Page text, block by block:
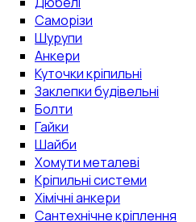
Саморізи
Шурупи
Анкери
Куточки кріпильні
Заклепки будівельні
Болти
Гайки
Шайби
Хомути металеві
Кріпильні системи
Хімічні анкери
Сантехнічне кріплення